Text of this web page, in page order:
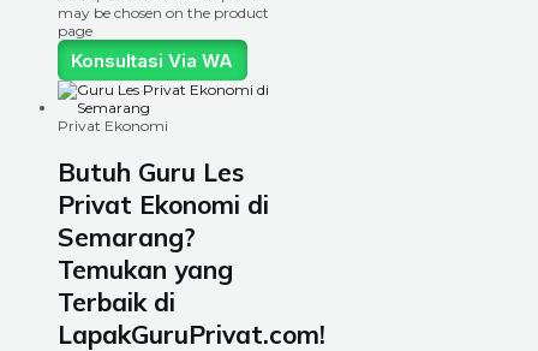
may be chosen on the product
page
Konsultasi Via WA
Privat Ekonomi
Butuh Guru Les
Privat Ekonomi di
Semarang?
Temukan yang
Terbaik di
LapakGuruPrivat.com!